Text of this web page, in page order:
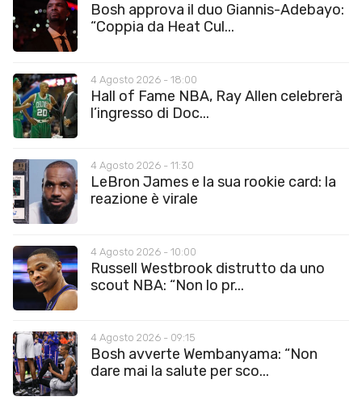
Bosh approva il duo Giannis-Adebayo:
“Coppia da Heat Cul...
4 Agosto 2026 - 18:00
Hall of Fame NBA, Ray Allen celebrerà
l’ingresso di Doc...
4 Agosto 2026 - 11:30
LeBron James e la sua rookie card: la
reazione è virale
4 Agosto 2026 - 10:00
Russell Westbrook distrutto da uno
scout NBA: “Non lo pr...
4 Agosto 2026 - 09:15
Bosh avverte Wembanyama: “Non
dare mai la salute per sco...